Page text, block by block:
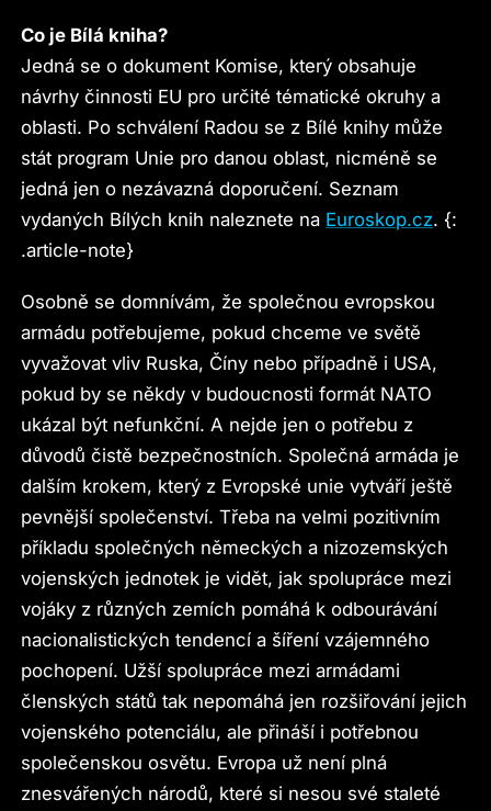
Co je Bílá kniha?
Jedná se o dokument Komise, který obsahuje
návrhy činnosti EU pro určité tématické okruhy a
oblasti. Po schválení Radou se z Bílé knihy může
stát program Unie pro danou oblast, nicméně se
jedná jen o nezávazná doporučení. Seznam
vydaných Bílých knih naleznete na Euroskop.cz. {:
.article-note}
Osobně se domnívám, že společnou evropskou
armádu potřebujeme, pokud chceme ve světě
vyvažovat vliv Ruska, Číny nebo případně i USA,
pokud by se někdy v budoucnosti formát NATO
ukázal být nefunkční. A nejde jen o potřebu z
důvodů čistě bezpečnostních. Společná armáda je
dalším krokem, který z Evropské unie vytváří ještě
pevnější společenství. Třeba na velmi pozitivním
příkladu společných německých a nizozemských
vojenských jednotek je vidět, jak spolupráce mezi
vojáky z různých zemích pomáhá k odbourávání
nacionalistických tendencí a šíření vzájemného
pochopení. Užší spolupráce mezi armádami
členských států tak nepomáhá jen rozšiřování jejich
vojenského potenciálu, ale přináší i potřebnou
společenskou osvětu. Evropa už není plná
znesvářených národů, které si nesou své staleté